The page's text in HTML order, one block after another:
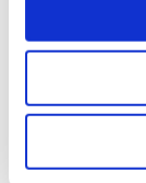
Johanna
av kommunal
planering och
då hon håller
verkligheten.